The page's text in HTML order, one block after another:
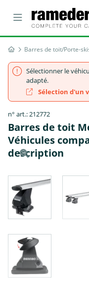
Barres de toit/Porte-
Sélectionner le
adapté.
Sélection d'un
n° art.: 212772
Barres de toit
Véhicules
description